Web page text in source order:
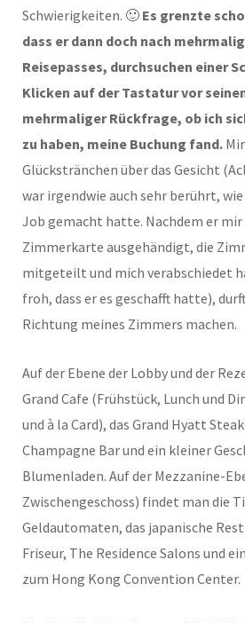
Schwierigkeiten. 🙂 Es grenzte
dass er dann doch nach
Reisepasses, durchsuchen einer
Klicken auf der Tastatur vor
mehrmaliger Rückfrage, ob ich
zu haben, meine Buchung fand.
Glückstränchen über das Gesicht
war irgendwie auch sehr berührt,
Job gemacht hatte. Nachdem er mir
Zimmerkarte ausgehändigt, die
mitgeteilt und mich verabschiedet
froh, dass er es geschafft hatte),
Richtung meines Zimmers machen.
Auf der Ebene der Lobby und der
Grand Cafe (Frühstück, Lunch und
und à la Card), das Grand Hyatt
Champagne Bar und ein kleiner
Blumenladen. Auf der Mezzanine-
Zwischengeschoss) findet man die
Geldautomaten, das japanische
Friseur, The Residence Salons und
zum Hong Kong Convention Center.